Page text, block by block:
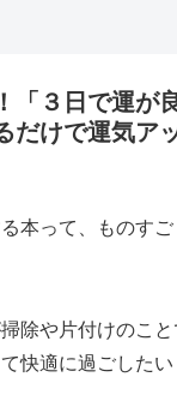
「３日で運が
だけで運気ア
本って、ものす
除や片付けのこと
快適に過ごした